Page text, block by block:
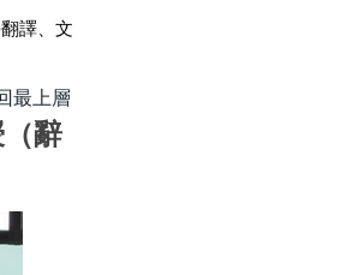
譯、文
最上層
辭